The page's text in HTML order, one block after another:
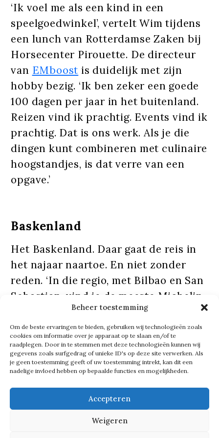
Beheer toestemming
Om de beste ervaringen te bieden, gebruiken wij technologieën zoals
cookies om informatie over je apparaat op te slaan en/of te
raadplegen. Door in te stemmen met deze technologieën kunnen wij
gegevens zoals surfgedrag of unieke ID's op deze site verwerken. Als
je geen toestemming geeft of uw toestemming intrekt, kan dit een
nadelige invloed hebben op bepaalde functies en mogelijkheden.
Accepteren
Weigeren
‘Ik voel me als een kind in een
speelgoedwinkel’, vertelt Wim tijdens
een lunch van Rotterdamse Zaken bij
Horsecenter Pirouette. De directeur
van EMboost is duidelijk met zijn
hobby bezig. ‘Ik ben zeker een goede
100 dagen per jaar in het buitenland.
Reizen vind ik prachtig. Events vind ik
prachtig. Dat is ons werk. Als je die
dingen kunt combineren met culinaire
hoogstandjes, is dat verre van een
opgave.’
Baskenland
Het Baskenland. Daar gaat de reis in
het najaar naartoe. En niet zonder
reden. ‘In die regio, met Bilbao en San
Sebastian, vind je de meeste Michelin
restaurants in de wereld per
vierkante meter. We gaan daar vooral
lekker eten’, legt Wim uit.
Genieten. Wim doet het misschien wel
meer dan ooit. ‘We hebben in de
covidperiode gezien dat je soms zelfs
helemaal niets meer kon doen. Ik